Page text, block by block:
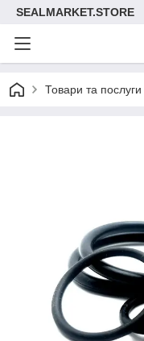
SEALMARKET.STORE
Товари та послуги